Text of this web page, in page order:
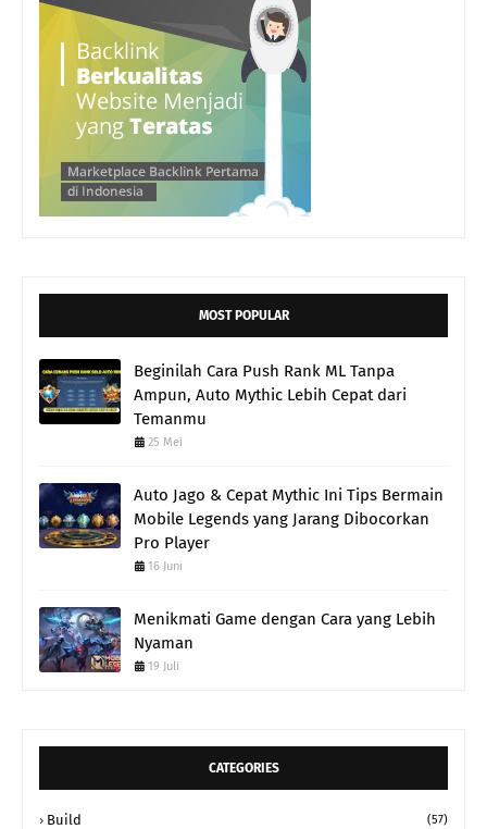
MOST POPULAR
Beginilah Cara Push Rank ML Tanpa
Ampun, Auto Mythic Lebih Cepat dari
Temanmu
25 Mei
Auto Jago & Cepat Mythic Ini Tips Bermain
Mobile Legends yang Jarang Dibocorkan
Pro Player
16 Juni
Menikmati Game dengan Cara yang Lebih
Nyaman
19 Juli
CATEGORIES
Build (57)